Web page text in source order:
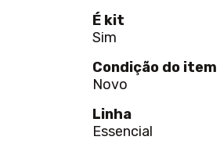
É kit
Sim
Condição do item
Novo
Linha
Essencial